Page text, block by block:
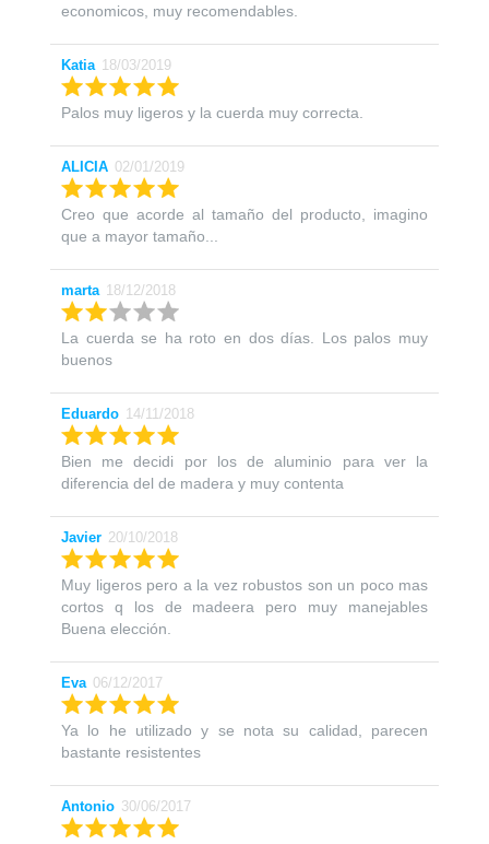
economicos, muy recomendables.
Katia 18/03/2019
Palos muy ligeros y la cuerda muy correcta.
ALICIA 02/01/2019
Creo que acorde al tamaño del producto, imagino
que a mayor tamaño...
marta 18/12/2018
La cuerda se ha roto en dos días. Los palos muy
buenos
Eduardo 14/11/2018
Bien me decidi por los de aluminio para ver la
diferencia del de madera y muy contenta
Javier 20/10/2018
Muy ligeros pero a la vez robustos son un poco mas
cortos q los de madeera pero muy manejables
Buena elección.
Eva 06/12/2017
Ya lo he utilizado y se nota su calidad, parecen
bastante resistentes
Antonio 30/06/2017